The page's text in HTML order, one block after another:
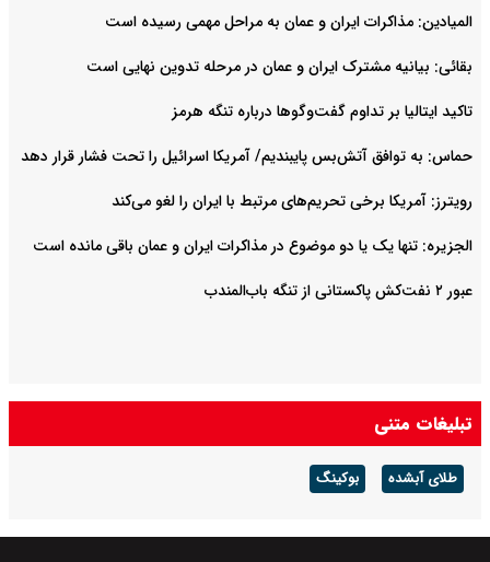
المیادین: مذاکرات ایران و عمان به مراحل مهمی رسیده است
بقائی: بیانیه مشترک ایران و عمان در مرحله تدوین نهایی است
تاکید ایتالیا بر تداوم گفت‌وگوها درباره تنگه هرمز
حماس: به توافق آتش‌بس پایبندیم/ آمریکا اسرائیل را تحت فشار قرار دهد
رویترز: آمریکا برخی تحریم‌های مرتبط با ایران را لغو می‌کند
الجزیره: تنها یک یا دو موضوع در مذاکرات ایران و عمان باقی مانده است
عبور ۲ نفت‌کش پاکستانی از تنگه باب‌المندب
تبلیغات متنی
طلای آبشده بوکینگ